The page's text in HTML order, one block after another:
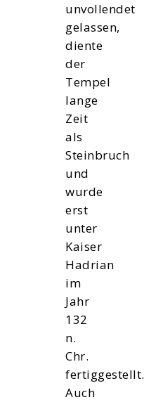
unvollendet
gelassen,
diente
der
Tempel
lange
Zeit
als
Steinbruch
und
wurde
erst
unter
Kaiser
Hadrian
im
Jahr
132
n.
Chr.
fertiggestellt.
Auch